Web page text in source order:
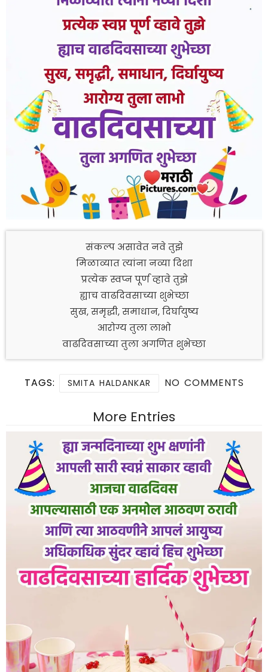
संकल्प असावेत नवे तुझे
मिळाव्यात त्यांना नव्या दिशा
प्रत्येक स्वप्न पूर्ण व्हावे तुझे
ह्याच वाढदिवसाच्या शुभेच्छा
सुख, समृद्धी, समाधान, दिर्घायुष्य
आरोग्य तुला लाभो
वाढदिवसाच्या तुला अगणित शुभेच्छा
TAGS: SMITA HALDANKAR NO COMMENTS
More Entries